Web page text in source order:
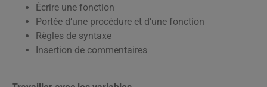
Écrire une fonction
Portée d’une procédure et d’une fonction
Règles de syntaxe
Insertion de commentaires